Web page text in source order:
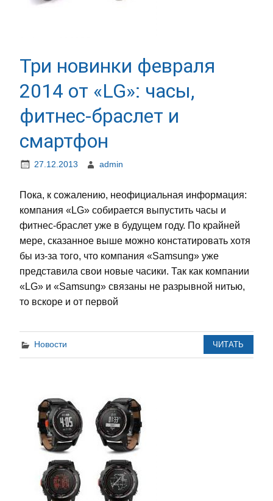
Три новинки февраля
2014 от «LG»: часы,
фитнес-браслет и
смартфон
27.12.2013 admin
Пока, к сожалению, неофициальная информация:
компания «LG» собирается выпустить часы и
фитнес-браслет уже в будущем году. По крайней
мере, сказанное выше можно констатировать хотя
бы из-за того, что компания «Samsung» уже
представила свои новые часики. Так как компании
«LG» и «Samsung» связаны не разрывной нитью,
то вскоре и от первой
Новости ЧИТАТЬ